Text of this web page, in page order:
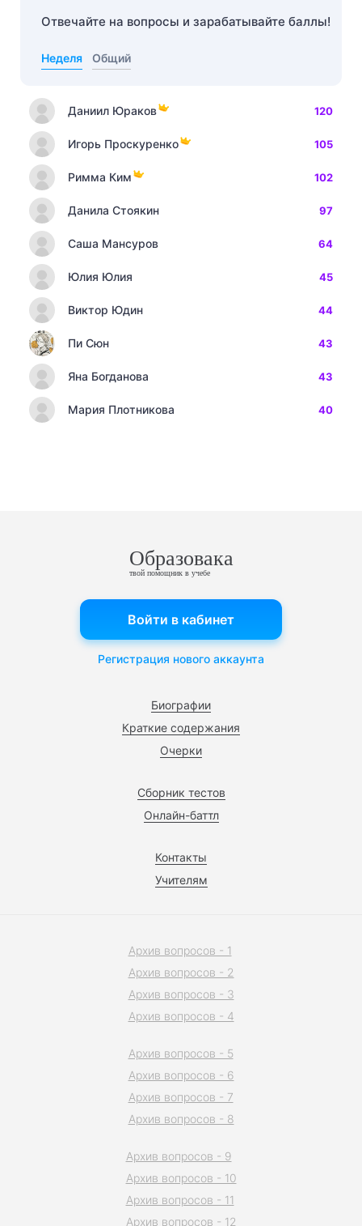
Отвечайте на вопросы и зарабатывайте баллы!
Неделя Общий
Даниил Юраков 120
Игорь Проскуренко 105
Римма Ким 102
Данила Стоякин 97
Саша Мансуров 64
Юлия Юлия 45
Виктор Юдин 44
Пи Сюн 43
Яна Богданова 43
Мария Плотникова 40
Образовака
твой помощник в учебе
Биографии
Краткие содержания
Очерки
Сборник тестов
Онлайн-баттл
Контакты
Учителям
Войти в кабинет
Регистрация нового аккаунта
Архив вопросов - 1
Архив вопросов - 2
Архив вопросов - 3
Архив вопросов - 4
Архив вопросов - 5
Архив вопросов - 6
Архив вопросов - 7
Архив вопросов - 8
Архив вопросов - 9
Архив вопросов - 10
Архив вопросов - 11
Архив вопросов - 12